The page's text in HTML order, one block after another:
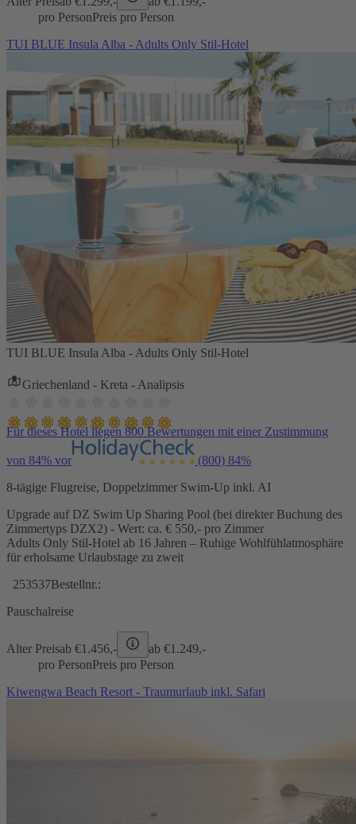
pro PersonPreis pro Person
TUI BLUE Insula Alba - Adults Only Stil-Hotel
TUI BLUE Insula Alba - Adults Only Stil-Hotel
Griechenland - Kreta - Analipsis
Für dieses Hotel liegen 800 Bewertungen mit einer Zustimmung
von 84% vor (800) 84%
8-tägige Flugreise, Doppelzimmer Swim-Up inkl. AI
Upgrade auf DZ Swim Up Sharing Pool (bei direkter Buchung des
Zimmertyps DZX2) - Wert: ca. € 550,- pro Zimmer
Adults Only Stil-Hotel ab 16 Jahren – Ruhige Wohlfühlatmosphäre
für erholsame Urlaubstage zu zweit
253537Bestellnr.:
Pauschalreise
Alter Preisab €1.456,- ab €1.249,-
pro PersonPreis pro Person
Kiwengwa Beach Resort - Traumurlaub inkl. Safari